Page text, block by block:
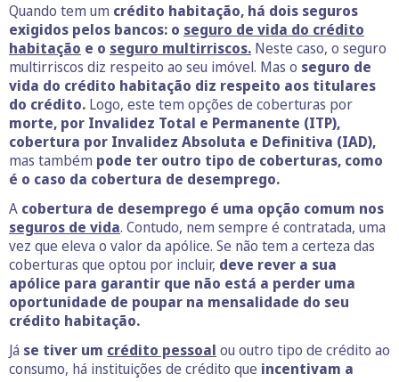
Quando tem um crédito habitação, há dois seguros
exigidos pelos bancos: o seguro de vida do crédito
habitação e o seguro multirriscos. Neste caso, o seguro
multirriscos diz respeito ao seu imóvel. Mas o seguro de
vida do crédito habitação diz respeito aos titulares
do crédito. Logo, este tem opções de coberturas por
morte, por Invalidez Total e Permanente (ITP),
cobertura por Invalidez Absoluta e Definitiva (IAD),
mas também pode ter outro tipo de coberturas, como
é o caso da cobertura de desemprego.
A cobertura de desemprego é uma opção comum nos
seguros de vida. Contudo, nem sempre é contratada, uma
vez que eleva o valor da apólice. Se não tem a certeza das
coberturas que optou por incluir, deve rever a sua
apólice para garantir que não está a perder uma
oportunidade de poupar na mensalidade do seu
crédito habitação.
Já se tiver um crédito pessoal ou outro tipo de crédito ao
consumo, há instituições de crédito que incentivam a